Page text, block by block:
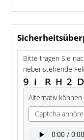
Bitte tragen Sie
nebenstehende
Alternativ
Captcha